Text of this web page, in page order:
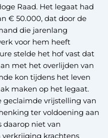
Raad. Het legaat had
€ 50.000, dat door de
die jarenlang
voor hem heeft
stelde het hof vast dat
met het overlijden van
kon tijdens het leven
maken op het legaat.
geclaimde vrijstelling van
ter voldoening aan
daarop niet van
verkrijging krachtens